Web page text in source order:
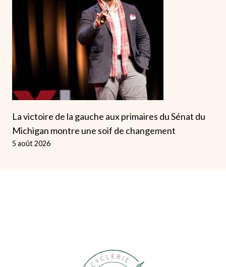
La victoire de la gauche aux primaires du Sénat du
Michigan montre une soif de changement
5 août 2026